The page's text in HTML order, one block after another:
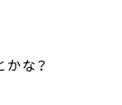
な？